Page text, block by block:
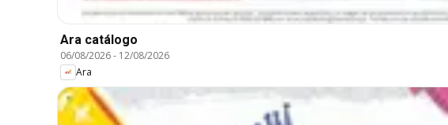
Ara catálogo
06/08/2026- 12/08/2026
Ara